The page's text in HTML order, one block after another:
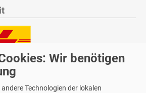
Packstationen und Postfilialen
Wir benötigen
Technologien der lokalen